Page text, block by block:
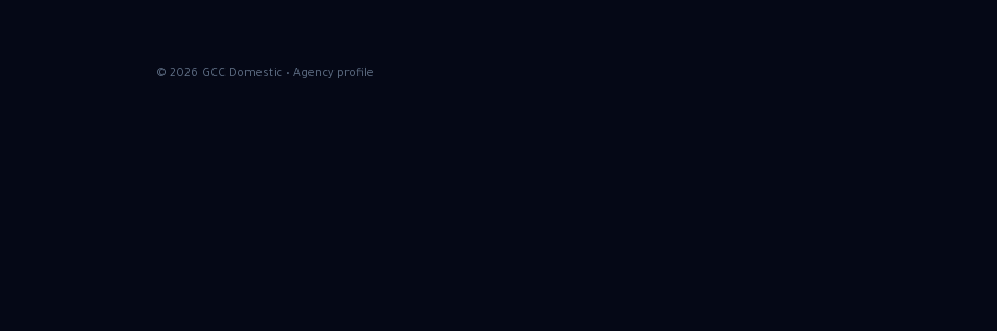
© 2026 GCC Domestic • Agency profile